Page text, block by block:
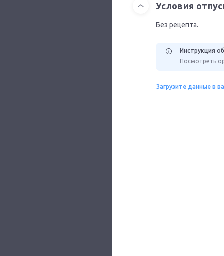
Условия
Без рецепта.
Инструкция
Посмотреть
Загрузите данные в